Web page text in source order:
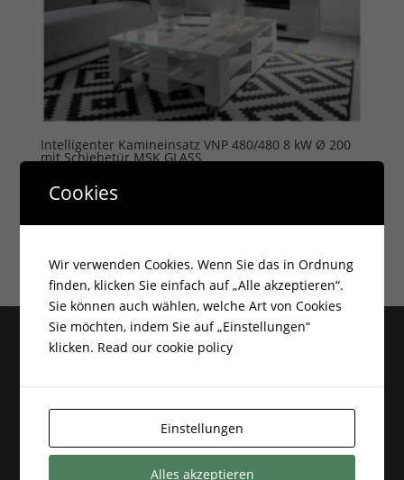
Intelligenter Kamineinsatz VNP 480/480 8 kW Ø 200
mit Schiebetür MSK GLASS
€
Kratki Kaminofen, Kamine,
Kameineinsätze, Gaskamine,
Kaminbausätze
Cookies
Wir verwenden Cookies. Wenn Sie das in Ordnung
finden, klicken Sie einfach auf „Alle akzeptieren“.
Sie können auch wählen, welche Art von Cookies
Sie möchten, indem Sie auf „Einstellungen“
klicken. Read our cookie policy
Einstellungen
Alles akzeptieren